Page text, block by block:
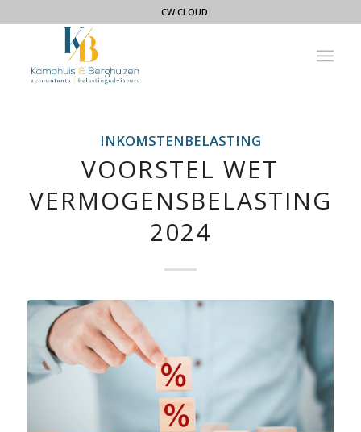
CW CLOUD
INKOMSTENBELASTING
VOORSTEL WET
VERMOGENSBELASTING
2024